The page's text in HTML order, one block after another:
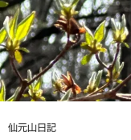
プ
仙元山日記